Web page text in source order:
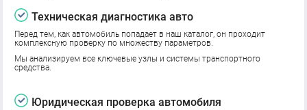
Техническая диагностика авто
Перед тем, как автомобиль попадает в наш каталог, он проходит
комплексную проверку по множеству параметров.
Мы анализируем все ключевые узлы и системы транспортного
средства.
Юридическая проверка автомобиля